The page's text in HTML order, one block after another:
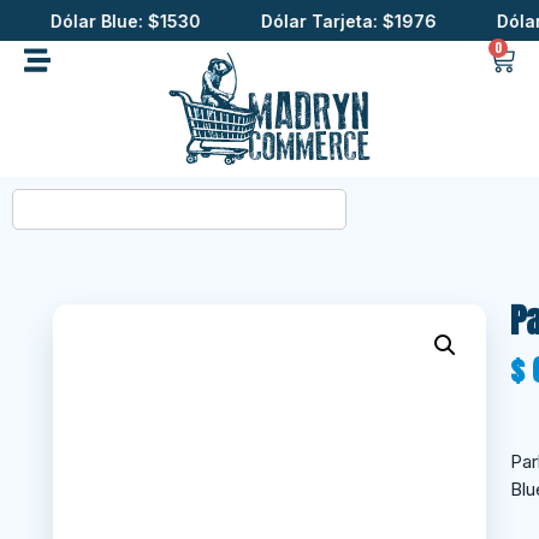
Dólar Blue: $1530 Dólar Tarjeta: $1976 Dólar
0
$